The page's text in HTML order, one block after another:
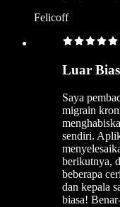
Felicoff
Luar
Saya
migrain
sendiri.
berikutnya,
beberapa
dan kepala
biasa!